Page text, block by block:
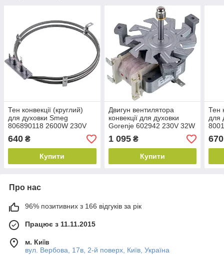
Тен конвекції (круглий)
для духовки Smeg
806890118 2600W 230V
640 ₴
Купити
Двигун вентилятора
конвекції для духовки
Gorenje 602942 230V 32W
1 095₴
Купити
Тен
для
670
Про нас
96% позитивних з 166 відгуків за рік
Працює з 11.11.2015
м. Київ
вул. Вербова, 17в, 2-й поверх, Київ, Україна